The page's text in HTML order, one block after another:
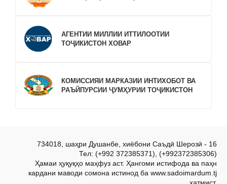
АГЕНТИИ МИЛЛИИ ИТТИЛООТИИ
ТОҶИКИСТОН ХОВАР
КОМИССИЯИ МАРКАЗИИ ИНТИХОБОТ ВА
РАЪЙПУРСИИ ҶУМҲУРИИ ТОҶИКИСТОН
734018, шаҳри Душанбе, хиёбони Саъдӣ Шерозӣ - 16
Тел: (+992 372385371), (+992372385306)
Ҳамаи ҳуқуқҳо маҳфуз аст. Ҳангоми истифода ва паҳн
кардани маводи сомона истинод ба www.sadoimardum.tj
ҳатмист.